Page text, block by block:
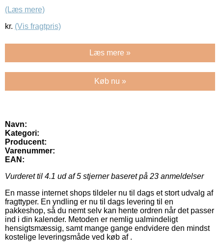
(Læs mere)
kr. (Vis fragtpris)
Læs mere »
Køb nu »
Navn:
Kategori:
Producent:
Varenummer:
EAN:
Vurderet til 4.1 ud af 5 stjerner baseret på 23 anmeldelser
En masse internet shops tildeler nu til dags et stort udvalg af
fragttyper. En yndling er nu til dags levering til en
pakkeshop, så du nemt selv kan hente ordren når det passer
ind i din kalender. Metoden er nemlig ualmindeligt
hensigtsmæssig, samt mange gange endvidere den mindst
kostelige leveringsmåde ved køb af .